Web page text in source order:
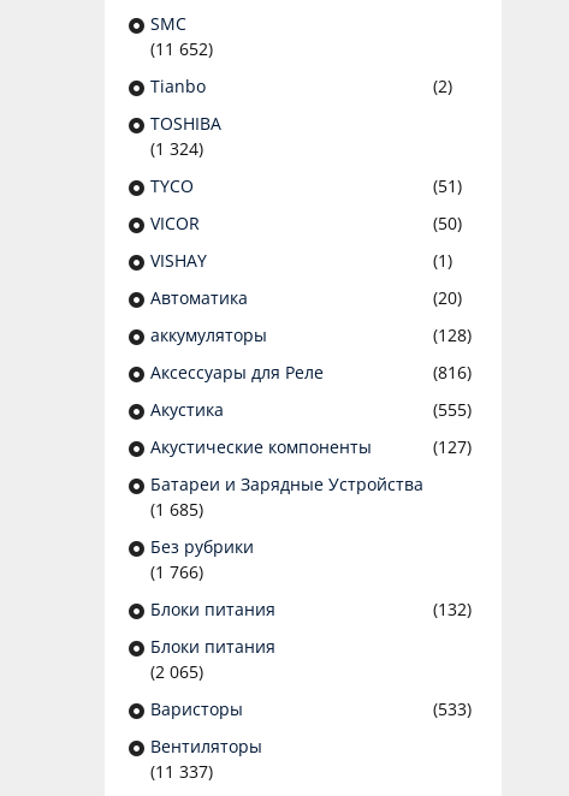
SMC
(11 652)
Tianbo
(2)
TOSHIBA
(1 324)
TYCO
(51)
VICOR
(50)
VISHAY
(1)
Автоматика
(20)
аккумуляторы
(128)
Аксессуары для Реле
(816)
Акустика
(555)
Акустические компоненты
(127)
Батареи и Зарядные Устройства
(1 685)
Без рубрики
(1 766)
Блоки питания
(132)
Блоки питания
(2 065)
Варисторы
(533)
Вентиляторы
(11 337)